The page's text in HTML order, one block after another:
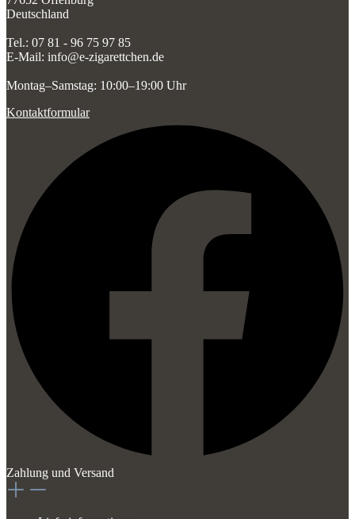
Deutschland
Tel.: 07 81 - 96 75 97 85
E-Mail: info@e-zigarettchen.de
Montag–Samstag: 10:00–19:00 Uhr
Kontaktformular
Zahlung und Versand